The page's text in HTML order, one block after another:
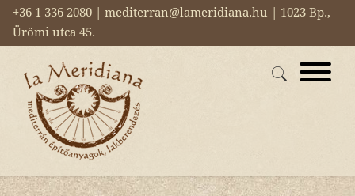
+36 1 336 2080 | mediterran@lameridiana.hu | 1023 Bp.,
Ürömi utca 45.